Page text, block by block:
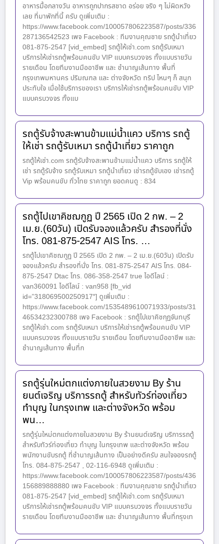
อาหารมื้อกลางวัน อาหารถูกปากรสชาด อร่อย จริง ๆ ไม่ผิดหวัง
เลย ที่มาพักที่นี้ ครับ ดูเพิ่มเติม :
https://www.facebook.com/100057806223587/posts/336
287136542523 เพจ Facebook : ทีมงานคุณชาย รถตู้นำเที่ยว
081-875-2547 [vid_embed] รถตู้ให้เช่า.com รถตู้รับเหมา
บริการให้เช่ารถตู้พร้อมคนขับ VIP แบบครบวงจร ทั้งแบบรายวัน
รายเดือน โดยทีมงานมืออาชีพ และ ชำนาญเส้นทาง พื้นที่
กรุงเทพมหานคร ปริมณฑล และ ต่างจังหวัด ทริป ไหนๆ ก็ สนุก
ประทับใจ เมื่อใช้บริการของเรา บริการให้เช่ารถตู้พร้อมคนขับ VIP
แบบครบวงจร ทั้งแบ
รถตู้รับจ้างสะพานข้ามแม่น้ำแคว บริการ รถตู้
ให้เช่า รถตู้รับเหมา รถตู้นำเที่ยว ราคาถูก
รถตู้ให้เช่า.com รถตู้รับจ้างสะพานข้ามแม่น้ำแคว บริการ รถตู้ให้
เช่า รถตู้รับจ้าง รถตู้รับเหมา รถตู้นำเที่ยว เช่ารถตู้ขับเอง เช่ารถตู้
Vip พร้อมคนขับ ทั่วไทย ราคาถูก ยอดคนดู : 834
รถตู้ไปเขาคิชฌกูฏ ปี 2565 เปิด 2 กพ. – 2
เม.ย.(60วัน) เปิดรับจองแล้วครับ สำรองที่นั่ง
โทร. 081-875-2547 AIS โทร. …
รถตู้ไปเขาคิชฌกูฏ ปี 2565 เปิด 2 กพ. – 2 เม.ย.(60วัน) เปิดรับ
จองแล้วครับ สำรองที่นั่ง โทร. 081-875-2547 AIS โทร. 084-
875-2547 Dtac โทร. 086-358-2547 true ไอดีไลน์ :
van360091 ไอดีไลน์ : van958 [fb_vid
id=”318069500250917″] ดูเพิ่มเติม :
https://www.facebook.com/1535489610071933/posts/31
46534232300788 เพจ Facebook : รถตู้ไปเขาคิชกุฏจันทบุรี
รถตู้ให้เช่า.com รถตู้รับเหมา บริการให้เช่ารถตู้พร้อมคนขับ VIP
แบบครบวงจร ทั้งแบบรายวัน รายเดือน โดยทีมงานมืออาชีพ และ
ชำนาญเส้นทาง พื้นที่ก
รถตู้รุ่นใหม่ตกแต่งภายในสวยงาม By ร้าน
ยนต์เจริญ บริการรถตู้ สำหรับทัวร์ท่องเที่ยว
ทำบุญ ในกรุงเทพ และต่างจังหวัด พร้อม
พน…
รถตู้รุ่นใหม่ตกแต่งภายในสวยงาม By ร้านยนต์เจริญ บริการรถตู้
สำหรับทัวร์ท่องเที่ยว ทำบุญ ในกรุงเทพ และต่างจังหวัด พร้อม
พนักงานขับรถตู้ ที่ชำนาญเส้นทาง เป็นอย่างดีครับ สนใจจองรถตู้
โทร. 084-875-2547 , 02-116-6948 ดูเพิ่มเติม :
https://www.facebook.com/100057806223587/posts/436
156889888880 เพจ Facebook : ทีมงานคุณชาย รถตู้นำเที่ยว
081-875-2547 [vid_embed] รถตู้ให้เช่า.com รถตู้รับเหมา
บริการให้เช่ารถตู้พร้อมคนขับ VIP แบบครบวงจร ทั้งแบบรายวัน
รายเดือน โดยทีมงานมืออาชีพ และ ชำนาญเส้นทาง พื้นที่กรุงเท